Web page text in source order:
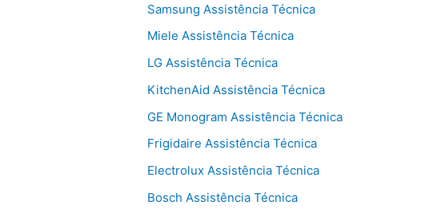
Samsung Assistência Técnica
Miele Assistência Técnica
LG Assistência Técnica
KitchenAid Assistência Técnica
GE Monogram Assistência Técnica
Frigidaire Assistência Técnica
Electrolux Assistência Técnica
Bosch Assistência Técnica